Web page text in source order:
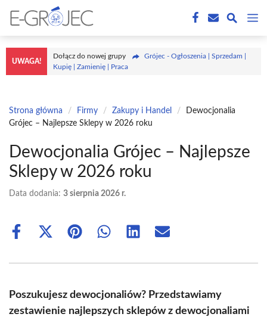
treści
UWAGA!
Dołącz do nowej grupy
Grójec - Ogłoszenia | Sprzedam |
Kupię | Zamienię | Praca
Strona główna / Firmy / Zakupy i Handel /
Dewocjonalia
Grójec – Najlepsze Sklepy w 2026 roku
Dewocjonalia Grójec – Najlepsze
Sklepy w 2026 roku
Data dodania: 3 sierpnia 2026 r.
Share
Share
(Twitter)
Share Share Share Share
Poszukujesz dewocjonaliów? Przedstawiamy
zestawienie najlepszych sklepów z dewocjonaliami